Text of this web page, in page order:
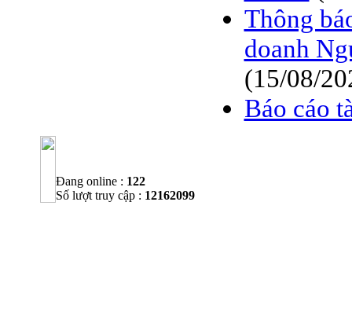
Thông
doanh
(15/08/
Báo cáo
Đang online : 122
Số lượt truy cập : 12162099